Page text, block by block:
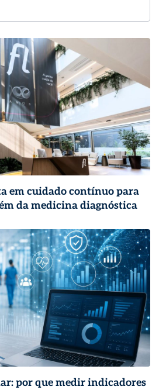
em cuidado contínuo para
da medicina diagnóstica
por que medir indicadores